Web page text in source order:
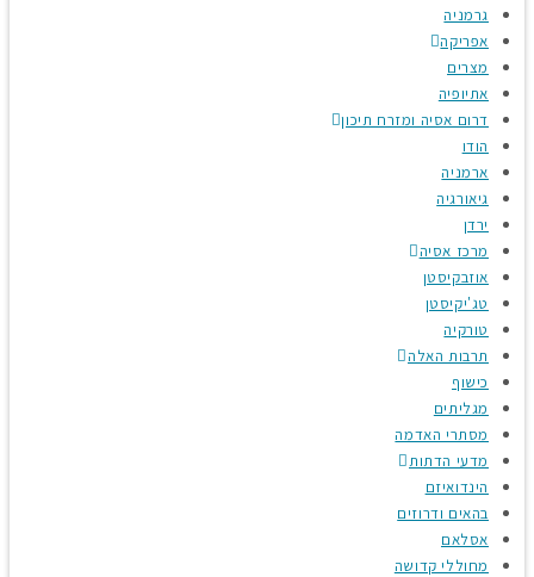
גרמניה
אפריקה
מצרים
אתיופיה
דרום אסיה ומזרח תיכון
הודו
ארמניה
גיאורגיה
ירדן
מרכז אסיה
אוזבקיסטן
טג'יקיסטן
טורקיה
תרבות האלה
כישוף
מגליתים
מסתרי האדמה
מדעי הדתות
הינדואיזם
בהאים ודרוזים
אסלאם
מחוללי קדושה